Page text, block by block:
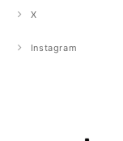
X
Instagram